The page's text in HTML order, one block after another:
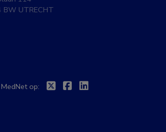
BW UTRECHT
op: TwitterFacebook
Linkedin